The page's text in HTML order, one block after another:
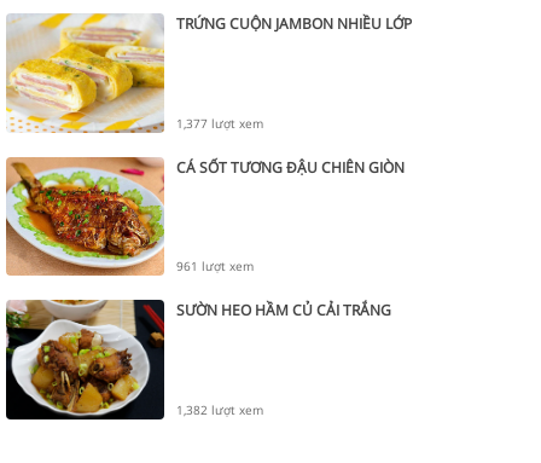
TRỨNG CUỘN JAMBON NHIỀU LỚP
1,377 lượt xem
CÁ SỐT TƯƠNG ĐẬU CHIÊN GIÒN
961 lượt xem
SƯỜN HEO HẦM CỦ CẢI TRẮNG
1,382 lượt xem